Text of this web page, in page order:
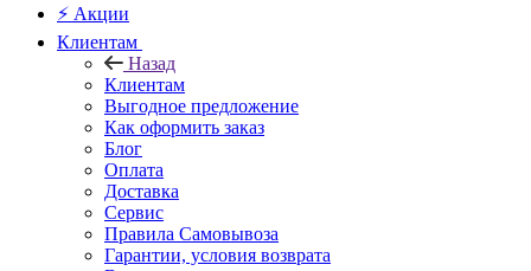
⚡ Акции
Клиентам
Назад
Клиентам
Выгодное предложение
Как оформить заказ
Блог
Оплата
Доставка
Сервис
Правила Самовывоза
Гарантии, условия возврата